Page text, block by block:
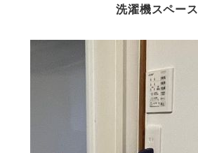
洗濯機スペース